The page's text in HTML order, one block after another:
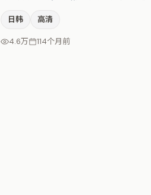
镁与周迅的对手戏构成全片情感锚点，金
造推动谜题层层揭开。整体完成度较高，
日韩 高清
4.6万 114个月前